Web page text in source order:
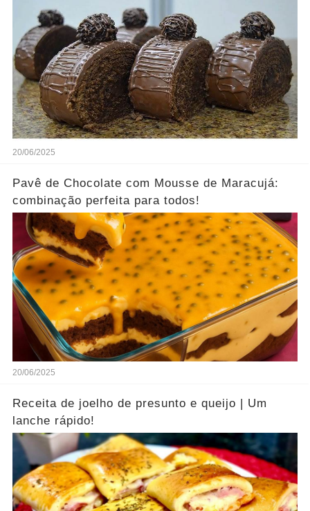
20/06/2025
Pavê de Chocolate com Mousse de Maracujá:
combinação perfeita para todos!
20/06/2025
Receita de joelho de presunto e queijo | Um
lanche rápido!